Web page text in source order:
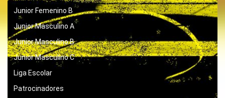
Junior Femenino B
Junior Masculino A
Junior Masculino B
Junior Masculino C
Liga Escolar
Patrocinadores